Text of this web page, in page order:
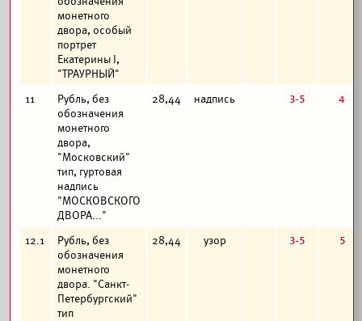
монетного
двора, особый
портрет
Екатерины I,
"ТРАУРНЫЙ"
11
Рубль, без
обозначения
монетного
двора,
"Московский"
тип, гуртовая
надпись
"МОСКОВСКОГО
ДВОРА..."
28,44 надпись 3-5 4
12.1
Рубль, без
обозначения
монетного
двора. "Санкт-
Петербургский"
тип
28,44 узор 3-5 5